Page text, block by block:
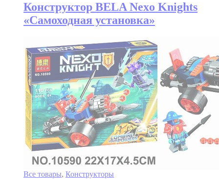
Конструктор BELA Nexo Knights
«Самоходная установка»
Все товары, Конструкторы